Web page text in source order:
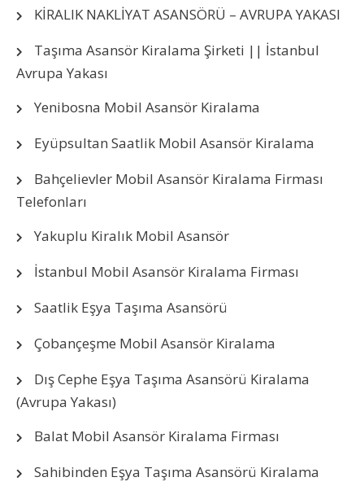
KİRALIK NAKLİYAT ASANSÖRÜ – AVRUPA YAKASI
Taşıma Asansör Kiralama Şirketi || İstanbul
Avrupa Yakası
Yenibosna Mobil Asansör Kiralama
Eyüpsultan Saatlik Mobil Asansör Kiralama
Bahçelievler Mobil Asansör Kiralama Firması
Telefonları
Yakuplu Kiralık Mobil Asansör
İstanbul Mobil Asansör Kiralama Firması
Saatlik Eşya Taşıma Asansörü
Çobançeşme Mobil Asansör Kiralama
Dış Cephe Eşya Taşıma Asansörü Kiralama
(Avrupa Yakası)
Balat Mobil Asansör Kiralama Firması
Sahibinden Eşya Taşıma Asansörü Kiralama